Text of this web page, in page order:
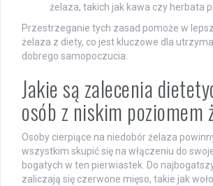
żelaza, takich jak kawa czy herbata
Przestrzeganie tych zasad pomoże w
żelaza z diety, co jest kluczowe dla
dobrego samopoczucia.
Jakie są zalecenia
osób z niskim poziomem
Osoby cierpiące na niedobór żelaza
wszystkim skupić się na włączeniu do
bogatych w ten pierwiastek. Do
zaliczają się czerwone mięso, takie jak